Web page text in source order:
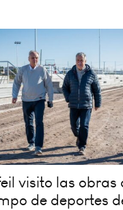
visito las obras
de deportes